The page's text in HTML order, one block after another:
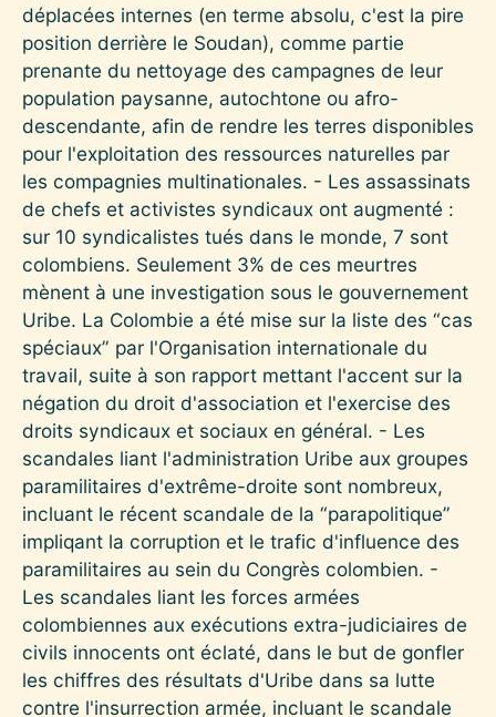
déplacées internes (en terme absolu, c'est la pire
position derrière le Soudan), comme partie
prenante du nettoyage des campagnes de leur
population paysanne, autochtone ou afro-
descendante, afin de rendre les terres disponibles
pour l'exploitation des ressources naturelles par
les compagnies multinationales. - Les assassinats
de chefs et activistes syndicaux ont augmenté :
sur 10 syndicalistes tués dans le monde, 7 sont
colombiens. Seulement 3% de ces meurtres
mènent à une investigation sous le gouvernement
Uribe. La Colombie a été mise sur la liste des “cas
spéciaux” par l'Organisation internationale du
travail, suite à son rapport mettant l'accent sur la
négation du droit d'association et l'exercise des
droits syndicaux et sociaux en général. - Les
scandales liant l'administration Uribe aux groupes
paramilitaires d'extrême-droite sont nombreux,
incluant le récent scandale de la “parapolitique”
impliqant la corruption et le trafic d'influence des
paramilitaires au sein du Congrès colombien. -
Les scandales liant les forces armées
colombiennes aux exécutions extra-judiciaires de
civils innocents ont éclaté, dans le but de gonfler
les chiffres des résultats d'Uribe dans sa lutte
contre l'insurrection armée, incluant le scandale